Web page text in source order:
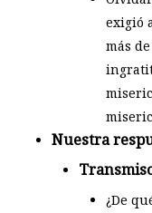
exigió
más
Nuestra
¿De